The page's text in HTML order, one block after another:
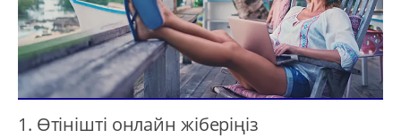
1. Өтінішті онлайн жіберіңіз